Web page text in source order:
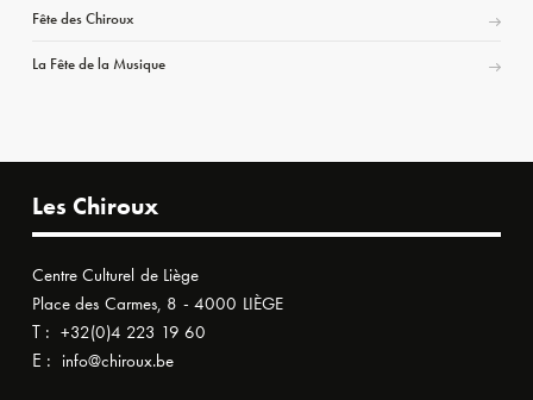
Fête des Chiroux
La Fête de la Musique
Les Chiroux
Centre Culturel de Liège
Place des Carmes, 8 - 4000 LIÈGE
T : +32(0)4 223 19 60
E : info@chiroux.be